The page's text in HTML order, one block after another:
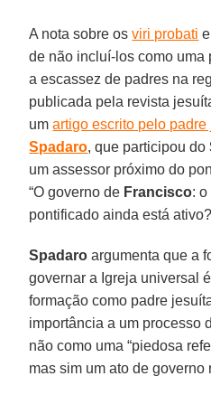
A nota sobre osviri probati
de não incluí-los como
a escassez de padres na
publicada pela revista
umartigo escrito pelo
Spadaro, que participou do
um assessor próximo do
“O governo de Francisco:
pontificado ainda está
Spadaro argumenta que a
governar a Igreja universal
formação como padre
importância a um processo
não como uma “piedosa
mas sim um ato de governo